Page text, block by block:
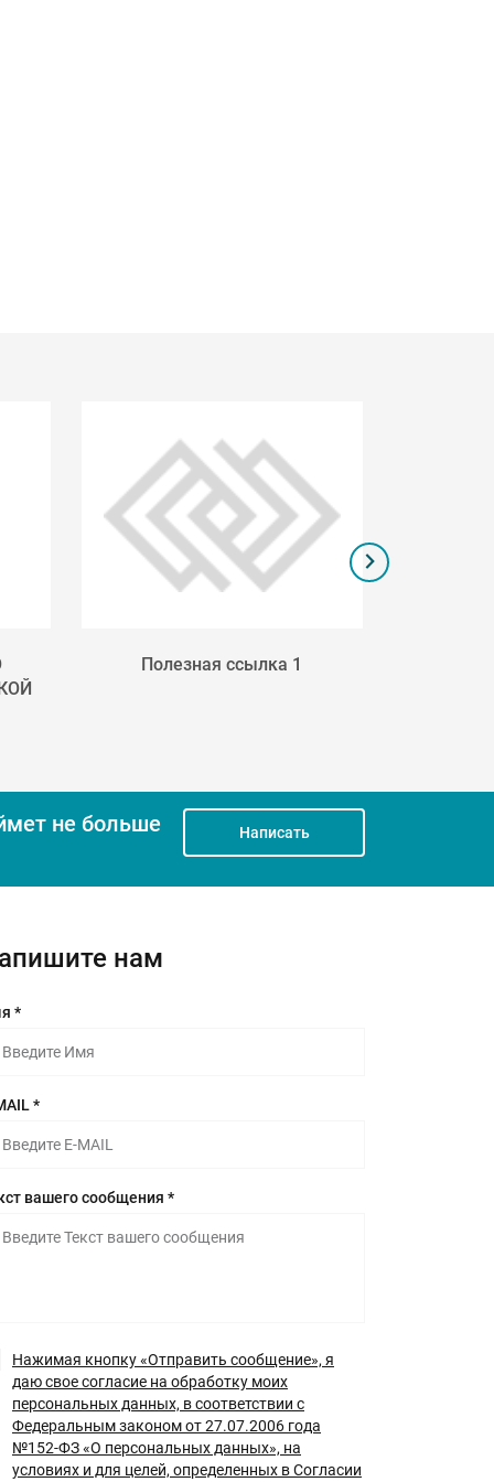
Полезная ссылка 1
не больше Написать
нам
*
*
вашего сообщения *
Нажимая кнопку «Отправить сообщение», я
даю свое согласие на обработку моих
персональных данных, в соответствии с
Федеральным законом от 27.07.2006 года
№152-ФЗ «О персональных данных», на
условиях и для целей, определенных в Согласии